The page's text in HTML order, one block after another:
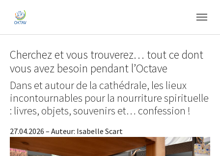
Cherchez et vous trouverez… tout ce dont
vous avez besoin pendant l’Octave
Dans et autour de la cathédrale, les lieux
incontournables pour la nourriture spirituelle
: livres, objets, souvenirs et… confession !
27.04.2026 – Auteur: Isabelle Scart